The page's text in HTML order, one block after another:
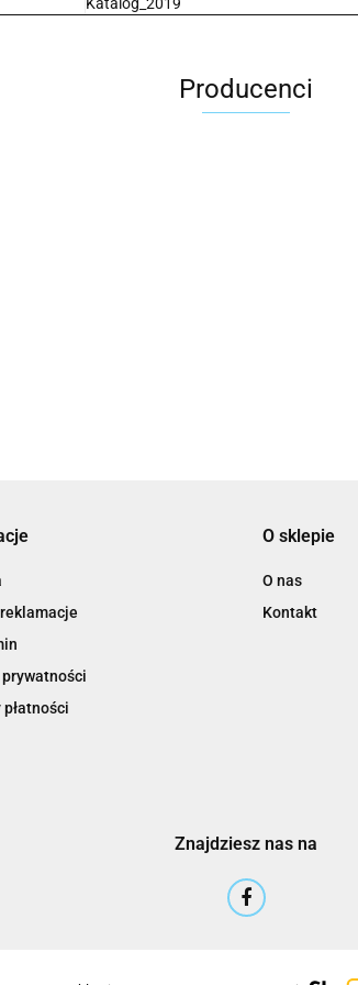
Producenci
3M Post-It
płatności
O sklepie
O nas
Kontakt
Znajdziesz nas na